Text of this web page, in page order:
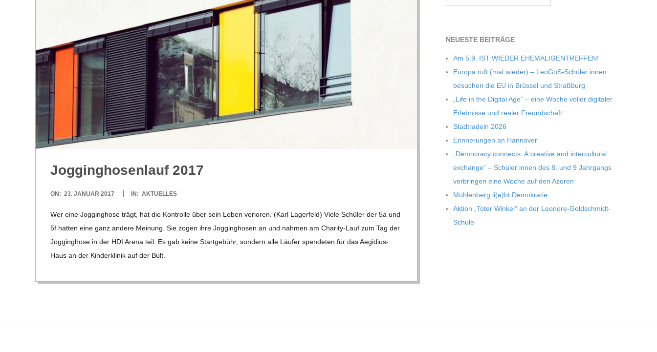
E
-
G
O
L
D
S
C
H
M
I
Jog­ging­ho­sen­lauf 2017
2017-
ON: 23. JANUAR 2017 IN: AKTUELLES
Wer eine Jog­ging­hose trägt, hat die Kon­trolle über sein Leben ver­lo­ren. (Karl Lager­feld) Viele Schü­ler der 5a und
5f hat­ten eine ganz andere Mei­nung. Sie zogen ihre Jog­ging­ho­sen an und nah­men am Cha­rity-Lauf zum Tag der
Jog­ging­hose in der HDI Arena teil. Es gab keine Start­ge­bühr, son­dern alle Läu­fer spen­de­ten für das Aegi­­dius-
Haus an der Kin­der­kli­nik auf der Bult.
NEU­ESTE BEITRÄGE
Am 5.9. IST WIEDER EHEMALIGENTREFFEN!
Europa ruft (mal wie­der) – LeoGoS-Schüler:innen
besu­chen die EU in Brüs­sel und Straßburg
„Life in the Digi­tal Age“ – eine Woche vol­ler digi­ta­ler
Erleb­nisse und rea­ler Freundschaft
Stadt­ra­deln 2026
Erin­ne­run­gen an Hannover
„Demo­cracy con­nects: A crea­tive and inter­cul­tu­ral
exch­ange” – Schüler:innen des 8. und 9 Jahr­gangs
ver­brin­gen eine Woche auf den Azoren
Müh­len­berg li(e)bt Demokratie
Aktion „Toter Win­kel“ an der Leonore-Goldschmidt-
Schule